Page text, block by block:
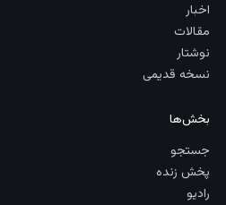
اخبار
مقالات
نوشتار
نسخه قدیمی
بخش‌ها
جستجو
پخش زنده
رادیو